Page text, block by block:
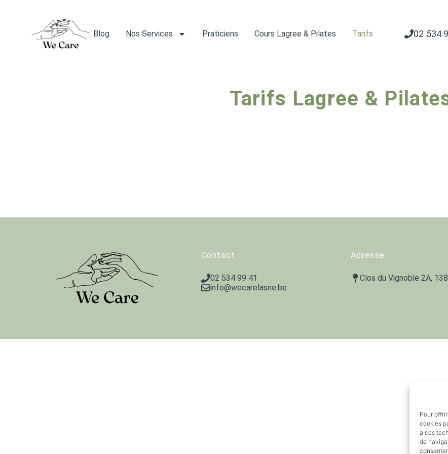
Pour
cookies
à ces
de
Blog Nos Services Praticiens Cours Lagree & Pilates Tarifs 02 534
Tarifs Lagree &
Contact :
02 534 99 41
info@wecarelasne.be
Adresse :
Clos du Vignoble 2A,